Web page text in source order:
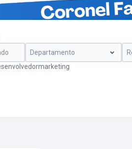
Departamento
marketing